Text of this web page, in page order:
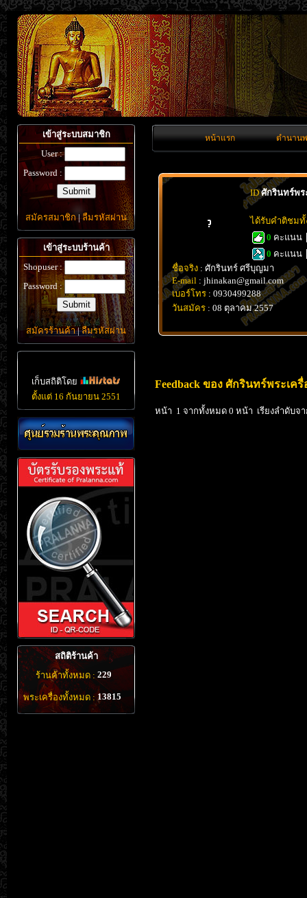
เข้าสู่ระบบสมาชิก
User :
Password :
สมัครสมาชิก|ลืมรหัสผ่าน
เข้าสู่ระบบร้านค้า
Shopuser :
Password :
สมัครร้านค้า|ลืมรหัสผ่าน
เก็บสถิติโดย
ตั้งแต่ 16 กันยายน 2551
สถิติร้านค้า
ร้านค้าทั้งหมด : 229
พระเครื่องทั้งหมด : 13815
หน้าแรก ตำนาน
ID ศักรินทร์พร
ได้รับคำติชม
0 คะแนน
0 คะแนน
ชื่อจริง : ศักรินทร์ ศรีบุญมา
E-mail : jhinakan@gmail.com
เบอร์โทร : 0930499288
วันสมัคร : 08 ตุลาคม 2557
Feedback ของ ศักรินทร์พระเครื่
หน้า 1 จากทั้งหมด 0 หน้า เรียงลำดับจา